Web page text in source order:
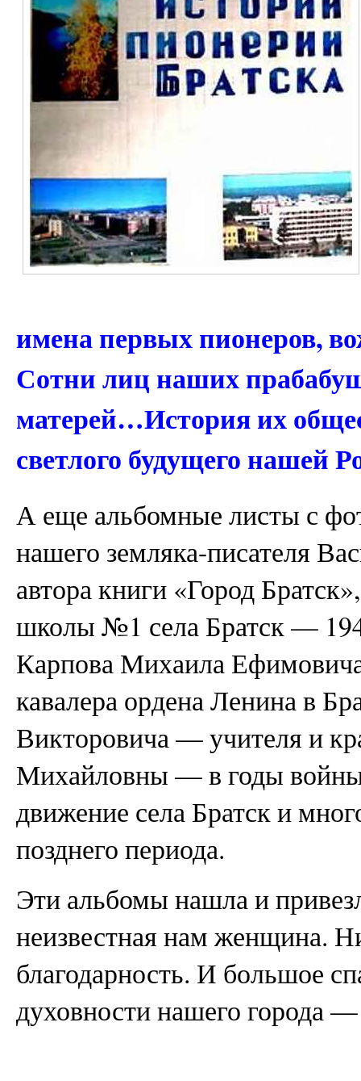
имена первых пионеров,
Сотни лиц наших
матерей…История их
светлого будущего нашей
А еще альбомные листы с
нашего земляка-писателя
автора книги «Город
школы №1 села Братск —
Карпова Михаила
кавалера ордена Ленина в
Викторовича — учителя и
Михайловны — в годы войны
движение села Братск и
позднего периода.
Эти альбомы нашла и
неизвестная нам женщина.
благодарность. И большое
духовности нашего города